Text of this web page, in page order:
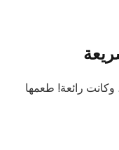
رائعة! طعمها